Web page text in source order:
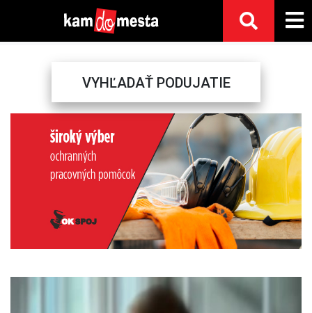
VYHĽADAŤ PODUJATIE
Next